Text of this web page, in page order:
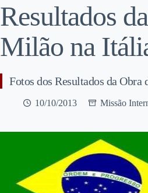
Resultados
Milão na
Fotos dos Resultados da
10/10/2013 Missão